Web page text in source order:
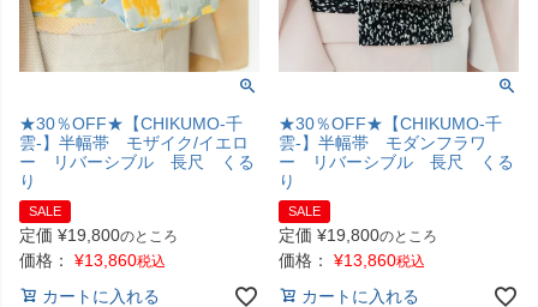
★30％OFF★【CHIKUMO-千
雲-】半幅帯 モザイク/イエロ
ー リバーシブル 長尺 くる
り
SALE
定価 ¥19,800のところ
価格： ¥13,860税込
カートに入れる
★30％OFF★【CHIKUMO-千
雲-】半幅帯 モダンフラワ
ー リバーシブル 長尺 くる
り
SALE
定価 ¥19,800のところ
価格： ¥13,860税込
カートに入れる